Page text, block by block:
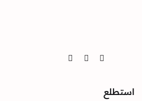
Facebook
Instagram
Twitter
استطلع